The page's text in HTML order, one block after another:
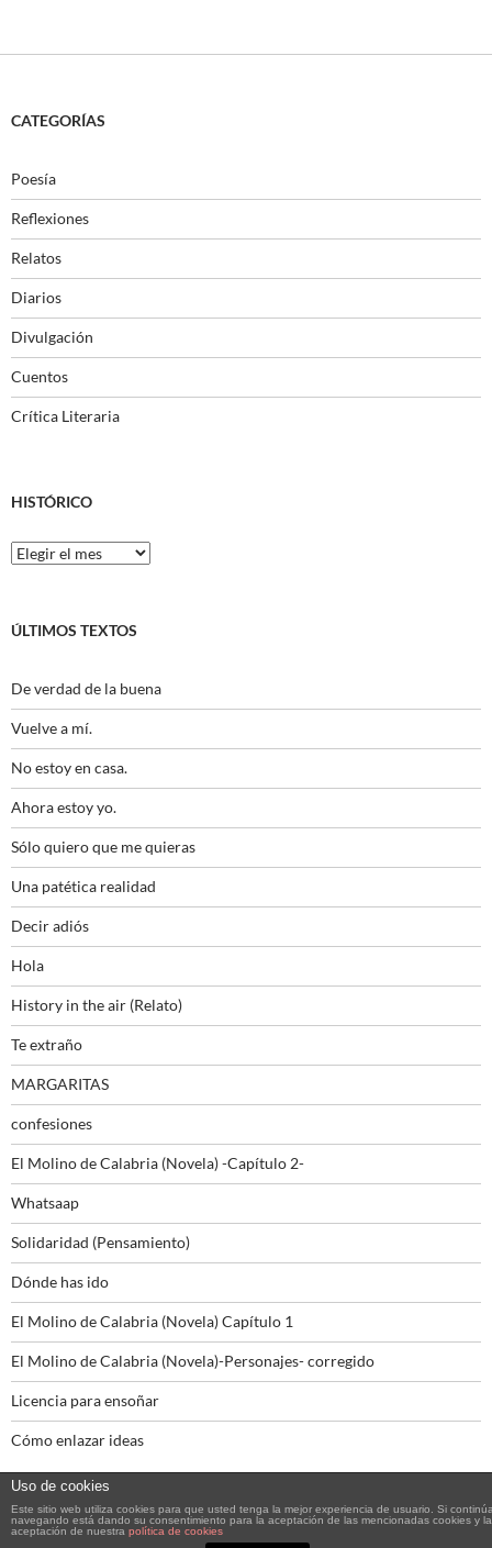
CATEGORÍAS
Poesía
Reflexiones
Relatos
Diarios
Divulgación
Cuentos
Crítica Literaria
HISTÓRICO
Histórico
ÚLTIMOS TEXTOS
De verdad de la buena
Vuelve a mí.
No estoy en casa.
Ahora estoy yo.
Sólo quiero que me quieras
Una patética realidad
Decir adiós
Hola
History in the air (Relato)
Te extraño
MARGARITAS
confesiones
El Molino de Calabria (Novela) -Capítulo 2-
Whatsaap
Solidaridad (Pensamiento)
Dónde has ido
El Molino de Calabria (Novela) Capítulo 1
El Molino de Calabria (Novela)-Personajes- corregido
Licencia para ensoñar
Cómo enlazar ideas
Funciona gracias a WordPress
Uso de cookies
Este sitio web utiliza cookies para que usted tenga la mejor experiencia de usuario. Si
navegando está dando su consentimiento para la aceptación de las mencionadas cookies y la
aceptación de nuestra política de cookies